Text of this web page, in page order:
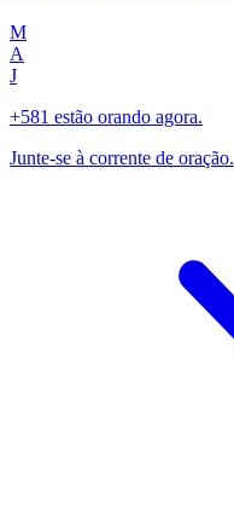
M
A
J
+581 estão orando agora.
Junte-se à corrente de oração.